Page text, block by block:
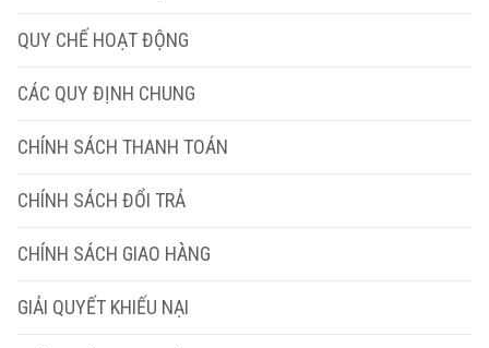
QUY CHẾ HOẠT ĐỘNG
CÁC QUY ĐỊNH CHUNG
CHÍNH SÁCH THANH TOÁN
CHÍNH SÁCH ĐỔI TRẢ
CHÍNH SÁCH GIAO HÀNG
GIẢI QUYẾT KHIẾU NẠI